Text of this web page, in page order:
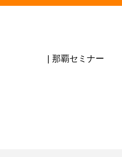
| 那覇セミナー